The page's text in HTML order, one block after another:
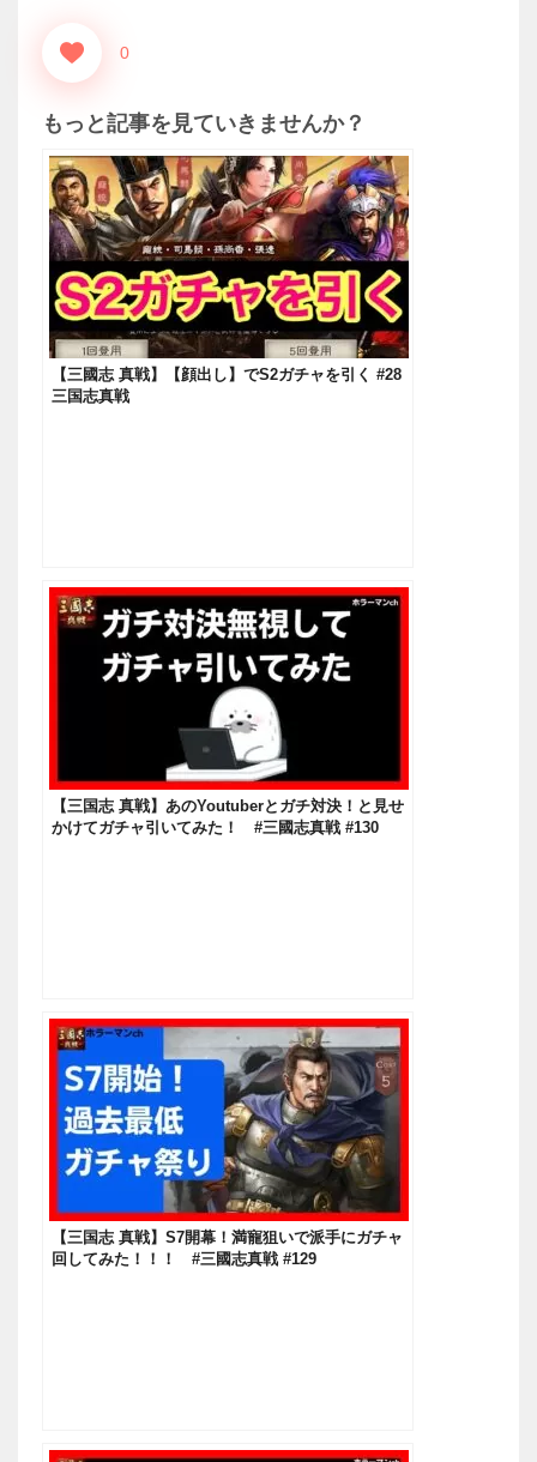
0
もっと記事を見ていきませんか？
【三國志 真戦】【顔出し】でS2ガチャを引く #28
三国志真戦
【三国志 真戦】あのYoutuberとガチ対決！と見せ
かけてガチャ引いてみた！ #三國志真戦 #130
【三国志 真戦】S7開幕！満寵狙いで派手にガチャ
回してみた！！！ #三國志真戦 #129